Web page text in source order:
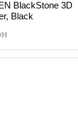
BlackStone 3D
Black